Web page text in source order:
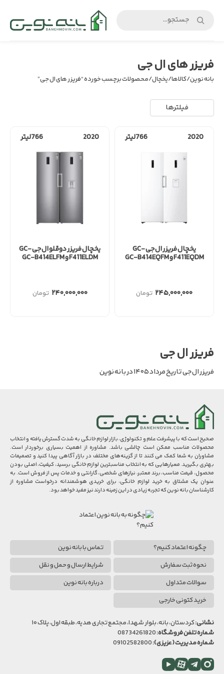
فریزر های ال جی
بانه نوین/کالاها/یخچال/ محصولات برچسب خورده “فریزر های ال جی”
یخچال فریزر ال جی GC-
F411EQDM و GC-B414EQFM
۲۴۵,۰۰۰,۰۰۰
2020 766لیتر
یخچال فریزر دوقلو ال جی GC-
F411ELDM و GC-B414ELFM
۲۴۰,۰۰۰,۰۰۰
2020 766لیتر
فریزر ال جی
فریزر ال جی تاریخ مرداد ۱۴۰۵ در بانه نوین
صحیح است که با پیشرفت علم و تکنولوژی، بازار لوازم خانگی به شدت گسترش یافته و انتخاب
محصولات مناسب ممکن است چالشی باشد. مشاوره از اهمیت بسیاری برخوردار است.
مشاوران به شما کمک می کنند تا از گزینه‌های مختلف در بازار آگاهی پیدا کنید و تصمیمات
بهتری بگیرید. معیارهایی که به انتخاب مناسبترین لوازم خانگی برسید، کیفیت، اصلی بودن
محصول، قیمت مناسب، برند معتبر، نیازهای شخصی، گارانتی و خدمات پس از فروش است. به
عنوان یک مشتاق به خرید لوازم خانگی، برای خریدی هوشمندانه درخواست مشاوره از
کارشناسان بانه نوین که تجربه زیادی در این زمینه دارند نیز مفید خواهد بود.
چگونه اعتماد کنیم؟
تماس با بانه نوین
نحوه ثبت سفارش
شرایط ارسال و حمل و نقل
سوالات متداول
درباره بانه نوین
خرید کتونی خارجی
نشانی:کردستان، بانه، بلوار شهدا، مجتمع تجاری هدیه، طبقه اول، پلاک ۱۰
شماره تلفن فروشگاه:08734261820
شماره مدیریت (عزیزی):
اینستاگرام
تلگرامآپاراتیوتیوب